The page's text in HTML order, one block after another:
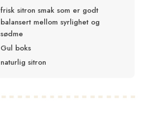
frisk sitron smak som er godt
balansert mellom syrlighet og
sødme
Gul boks
naturlig sitron